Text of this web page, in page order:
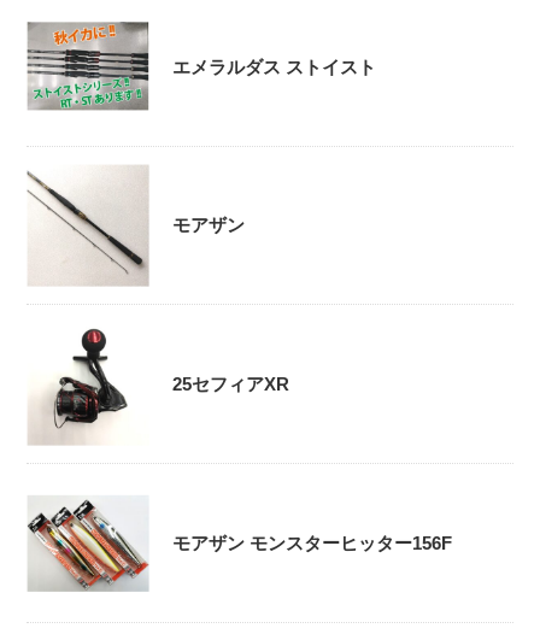
エメラルダス ストイスト
モアザン
25セフィアXR
モアザン モンスターヒッター156F